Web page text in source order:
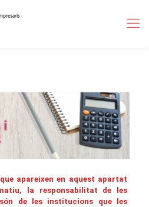
apareixen en aquest apartat
la responsabilitat de les
de les institucions que les